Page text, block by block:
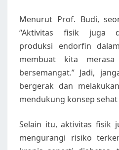
Menurut Prof. Budi,
“Aktivitas fisik juga
produksi endorfin
membuat kita
bersemangat.” Jadi,
bergerak dan
mendukung konsep sehat
Selain itu, aktivitas fisik
mengurangi risiko